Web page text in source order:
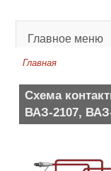
Главное меню
Главная
Схема
ВАЗ-2107,